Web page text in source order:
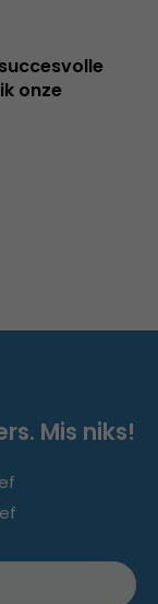
onze
Mis niks!